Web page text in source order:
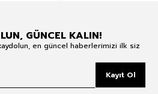
GÜNCEL KALIN!
en güncel haberlerimizi ilk siz
Kayıt Ol